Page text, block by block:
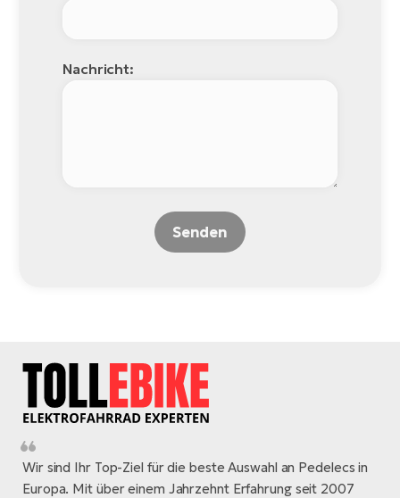
Nachricht:
Senden
Wir sind Ihr Top-Ziel für die beste Auswahl an Pedelecs in
Europa. Mit über einem Jahrzehnt Erfahrung seit 2007